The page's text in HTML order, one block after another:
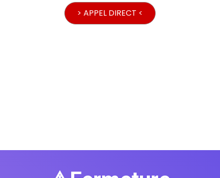
> APPEL DIRECT <